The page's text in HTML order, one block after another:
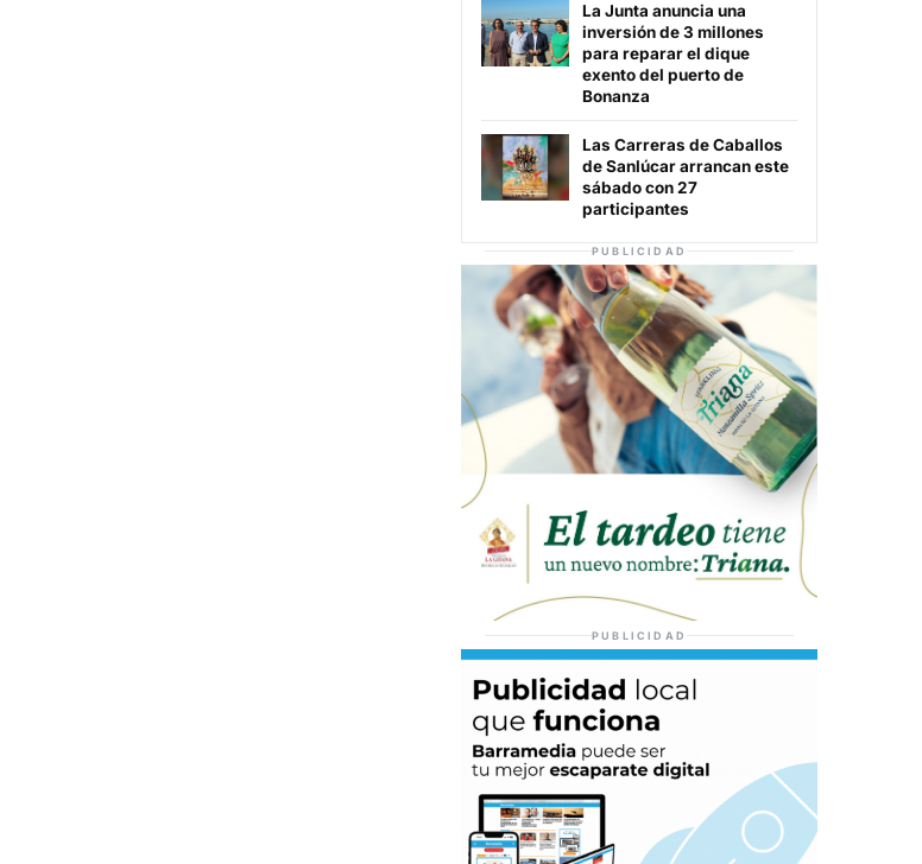
La Junta anuncia una
inversión de 3 millones
para reparar el dique
exento del puerto de
Bonanza
Las Carreras de Caballos
de Sanlúcar arrancan este
sábado con 27
participantes
PUBLICIDAD
PUBLICIDAD